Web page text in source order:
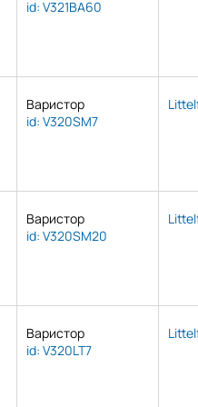
id: V321BA60
Варистор
id: V320SM7
Варистор
id: V320SM20
Варистор
id: V320LT7